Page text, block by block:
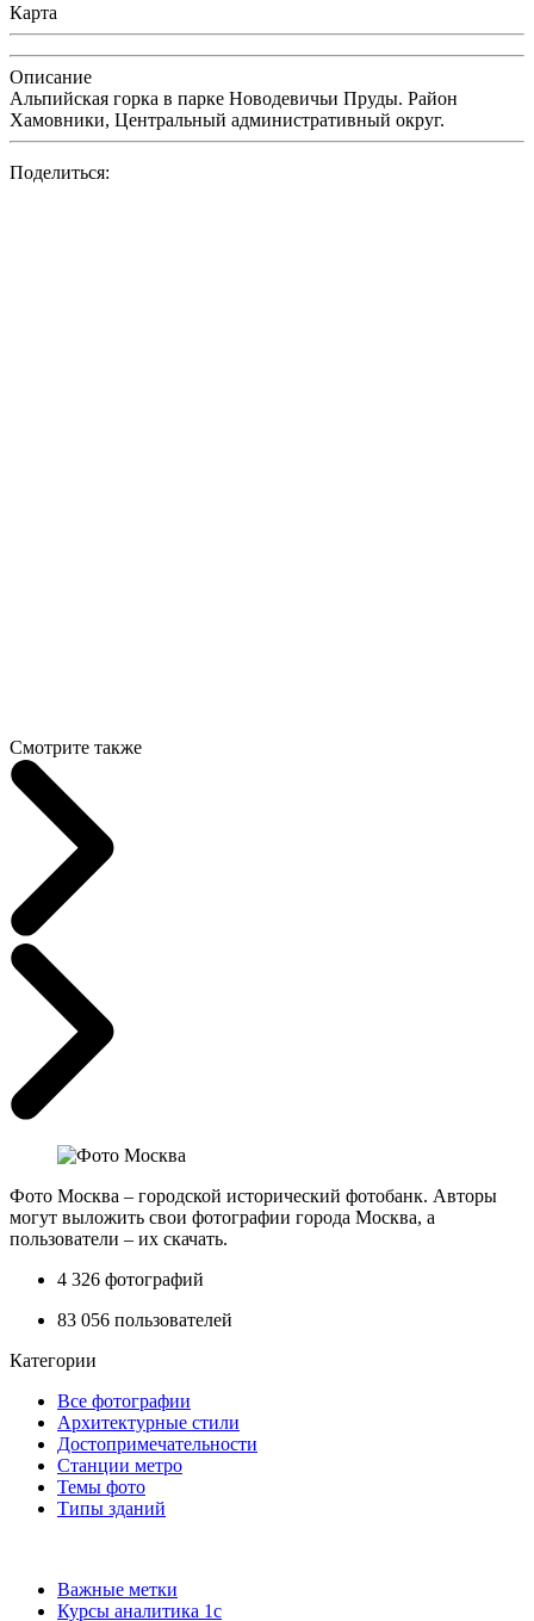
Карта
Описание
Альпийская горка в парке Новодевичьи Пруды. Район
Хамовники, Центральный административный округ.
Поделиться:
Смотрите также
Фото Москва – городской исторический фотобанк. Авторы
могут выложить свои фотографии города Москва, а
пользователи – их скачать.
4 326 фотографий
83 056 пользователей
Категории
Все фотографии
Архитектурные стили
Достопримечательности
Станции метро
Темы фото
Типы зданий
Важные метки
Курсы аналитика 1с